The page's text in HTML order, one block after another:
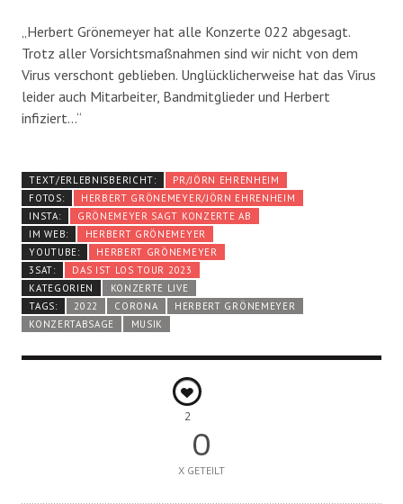
„Herbert Grönemeyer hat alle Konzerte 022 abgesagt.
Trotz aller Vorsichtsmaßnahmen sind wir nicht von dem
Virus verschont geblieben. Unglücklicherweise hat das Virus
leider auch Mitarbeiter, Bandmitglieder und Herbert
infiziert…“
TEXT/ERLEBNISBERICHT:
PR/JÖRN EHRENHEIM
FOTOS:
HERBERT GRÖNEMEYER/JÖRN EHRENHEIM
INSTA:
GRÖNEMEYER SAGT KONZERTE AB
IM WEB:
HERBERT GRÖNEMEYER
YOUTUBE:
HERBERT GRÖNEMEYER
3SAT:
DAS IST LOS TOUR 2023
KATEGORIEN
KONZERTE LIVE
TAGS:
2022 CORONA
HERBERT GRÖNEMEYER
KONZERTABSAGE
MUSIK
2
0
X GETEILT